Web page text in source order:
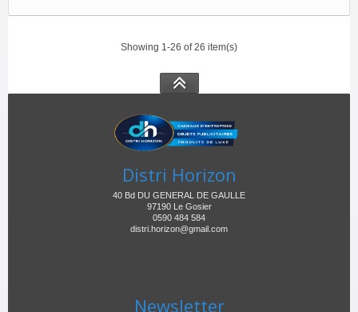
Showing 1-26 of 26 item(s)
Distri Horizon
40 Bd DU GENERAL DE GAULLE
97190 Le Gosier
0590 484 584
distri.horizon@gmail.com
Newsletter